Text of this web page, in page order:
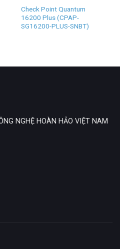
Check Point Quantum
16200 Plus (CPAP-
SG16200-PLUS-SNBT)
NGHỆ HOÀN HẢO VIỆT NAM